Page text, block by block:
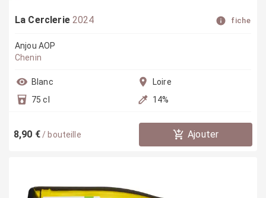
La Cerclerie 2024 fiche
Anjou AOP
Chenin
Blanc
Loire
75 cl
14%
8,90 €/ bouteille Ajouter